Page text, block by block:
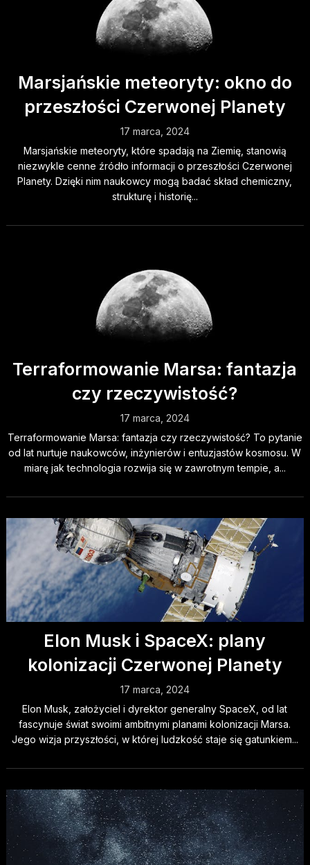
Marsjańskie meteoryty: okno do
przeszłości Czerwonej Planety
17 marca, 2024
Marsjańskie meteoryty, które spadają na Ziemię, stanowią
niezwykle cenne źródło informacji o przeszłości Czerwonej
Planety. Dzięki nim naukowcy mogą badać skład chemiczny,
strukturę i historię...
Terraformowanie Marsa: fantazja
czy rzeczywistość?
17 marca, 2024
Terraformowanie Marsa: fantazja czy rzeczywistość? To pytanie
od lat nurtuje naukowców, inżynierów i entuzjastów kosmosu. W
miarę jak technologia rozwija się w zawrotnym tempie, a...
Elon Musk i SpaceX: plany
kolonizacji Czerwonej Planety
17 marca, 2024
Elon Musk, założyciel i dyrektor generalny SpaceX, od lat
fascynuje świat swoimi ambitnymi planami kolonizacji Marsa.
Jego wizja przyszłości, w której ludzkość staje się gatunkiem...